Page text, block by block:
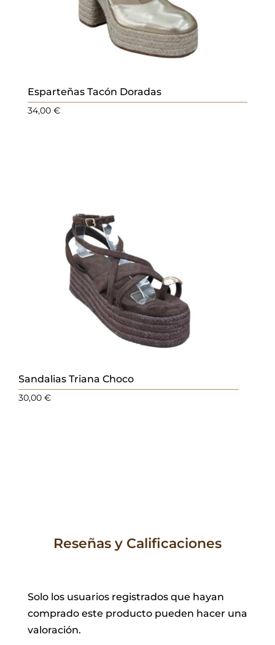
Esparteñas Tacón Doradas
34,00 €
Sandalias Triana Choco
30,00€
Reseñas y Calificaciones
Solo los usuarios registrados que hayan
comprado este producto pueden hacer una
valoración.